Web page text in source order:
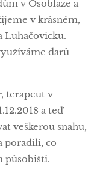
v Osoblaze a
v krásném,
Luhačovicku.
darů
terapeut v
a teď
veškerou snahu,
poradili, co
působišti.